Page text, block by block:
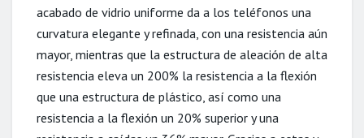
acabado de vidrio uniforme da a los teléfonos una
curvatura elegante y refinada, con una resistencia aún
mayor, mientras que la estructura de aleación de alta
resistencia eleva un 200% la resistencia a la flexión
que una estructura de plástico, así como una
resistencia a la flexión un 20% superior y una